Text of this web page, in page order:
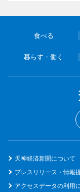
食べる
暮らす・働く
天神経済新聞について
プレスリリース・情報
アクセスデータの利用